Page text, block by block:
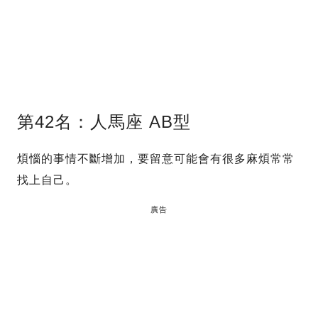
第42名：人馬座 AB型
煩惱的事情不斷增加，要留意可能會有很多麻煩常常
找上自己。
廣告